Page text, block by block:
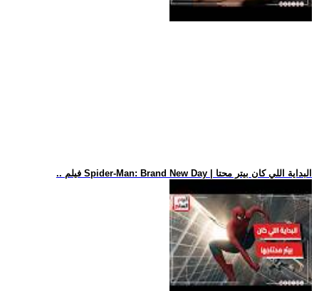
.. فيلم Spider-Man: Brand New Day | البداية اللي كان بيتر محتا